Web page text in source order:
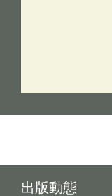
出版動態